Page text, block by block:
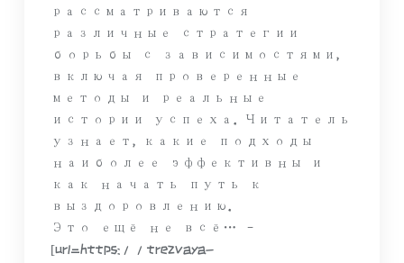
рассматриваются
различные стратегии
борьбы с зависимостями,
включая проверенные
методы и реальные
истории успеха. Читатель
узнает, какие подходы
наиболее эффективны и
как начать путь к
выздоровлению.
Это ещё не всё… –
[url=https://trezvaya-